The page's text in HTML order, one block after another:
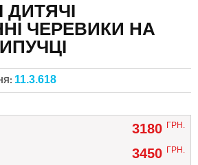
ДИТЯЧІ
ЧЕРЕВИКИ НА
11.3.618
3180 ГРН.
3450 ГРН.